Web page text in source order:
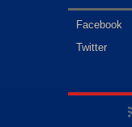
Facebook
Twitter